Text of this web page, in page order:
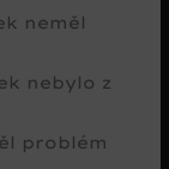
neměl
nebylo z
problém